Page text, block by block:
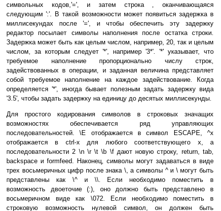
символьных кодов,'=', и затем строка , оканчивающаяся
следующим ':'. В такой возможности может появиться задержка в
миллисекундах после '=', и чтобы обеспечить эту задержку
редактор посылает символы наполнения после остатка строки.
Задержка может быть как целым числом, например, 20, так и целым
числом, за которым следует '*', например '3*'. '*' указывает, что
требуемое наполнение пропорционально числу строк,
задействованных в операции, и заданная величина представляет
собой требуемое наполнение на каждое задействование. Когда
определяется '*', иногда бывает полезным задать задержку вида
'3.5', чтобы задать задержку на единицу до десятых миллисекунды.
Для простого кодирования символов в строковых значащих
возможностях обеспечивается ряд управляющих
последовательностей. \E отображается в символ ESCAPE, ^x
отображается в ctrl-x для любого соответствующего х, а
последовательности 2 \n \r \t \b \f дают новую строку, return, tab,
backspace и formfeed. Наконец, символы могут задаваться в виде
трех восьмеричных цифр после знака \, а символы ^ и \ могут быть
представлены как \^ и \\. Если необходимо поместить в
возможность двоеточие (:), оно должно быть представлено в
восьмеричном виде как \072. Если необходимо поместить в
строковую возможность нулевой символ, он должен быть